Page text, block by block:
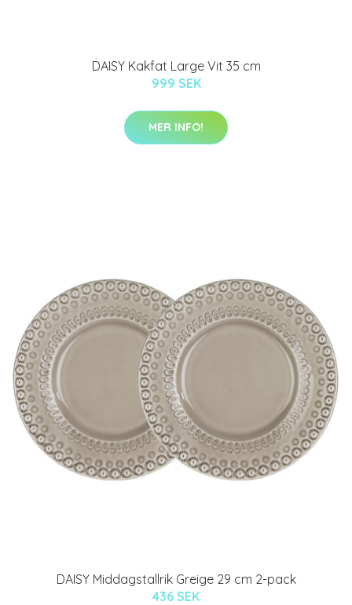
DAISY Kakfat Large Vit 35 cm
999 SEK
MER INFO!
DAISY Middagstallrik Greige 29 cm 2-pack
436 SEK